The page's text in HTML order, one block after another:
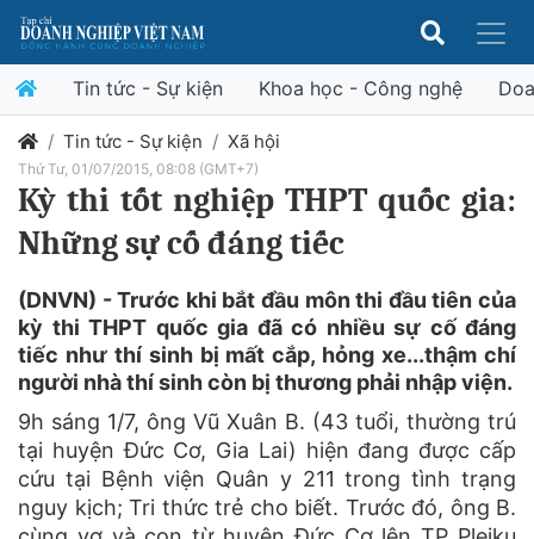
Tin tức - Sự kiện Khoa học - Công nghệ
Tin tức - Sự kiện Xã hội
Thứ Tư, 01/07/2015, 08:08 (GMT+7)
Kỳ thi tốt nghiệp THPT quốc gia:
Những sự cố đáng tiếc
(DNVN) - Trước khi bắt đầu môn thi đầu tiên của
kỳ thi THPT quốc gia đã có nhiều sự cố đáng
tiếc như thí sinh bị mất cắp, hỏng xe...thậm chí
người nhà thí sinh còn bị thương phải nhập viện.
9h sáng 1/7, ông Vũ Xuân B. (43 tuổi, thường trú
tại huyện Đức Cơ, Gia Lai) hiện đang được cấp
cứu tại Bệnh viện Quân y 211 trong tình trạng
nguy kịch; Tri thức trẻ cho biết. Trước đó, ông B.